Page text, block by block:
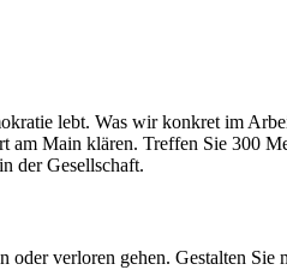
lebt. Was wir konkret im
Main klären. Treffen Sie 300
der Gesellschaft.
oder verloren gehen. Gestalten Sie